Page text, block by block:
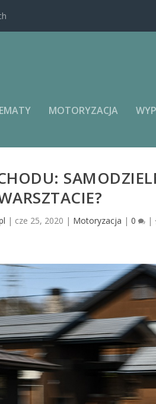
MOTORYZACJA
| cze 25, 2020 | Motoryzacja |0 |